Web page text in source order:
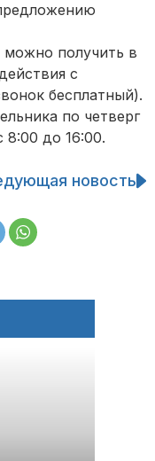
получить в
с
бесплатный).
по четверг
до 16:00.
новость